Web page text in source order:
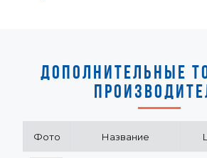
ДОПОЛНИТЕЛЬНЫЕ
Фото Название